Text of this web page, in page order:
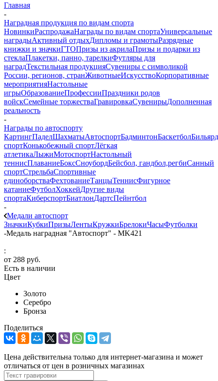
Главная
-
Наградная продукция по видам спорта
НовинкиРаспродажаНаграды по видам спортаУниверсальные
наградыАктивный отдыхДипломы и грамотыРазрядные
книжки и значкиГТОПризы из акрилаПризы и подарки из
стеклаПлакетки, панно, тарелкиФутляры для
наградТекстильная продукцияСувениры с символикой
России, регионов, странЖивотныеИскусствоКорпоративные
мероприятияНастольные
игрыОбразованиеПрофессииПраздники родов
войскСемейные торжестваГравировкаСувенирыДополненная
реальность
-
Награды по автоспорту
КартингПаделШахматыАвтоспортБадминтонБаскетболБильярд
спортКонькобежный спортЛёгкая
атлетикаЛыжиМотоспортНастольный
теннисПлаваниеБоксСноубордБейсбол, гандбол,регбиСанный
спортСтрельбаСпортивные
единоборстваФехтованиеТанцыТеннисФигурное
катаниеФутболХоккейДругие виды
спортаКиберспортБиатлонДартсПейнтбол
-
Медали автоспорт
ЗначкиКубкиПризыЛентыКружкиБрелокиЧасыФутболки
-Медаль наградная "Автоспорт" - MK421
:
от 288 руб.
Есть в наличии
Цвет
Золото
Серебро
Бронза
Поделиться
Цена действительна только для интернет-магазина и может
отличаться от цен в розничных магазинах